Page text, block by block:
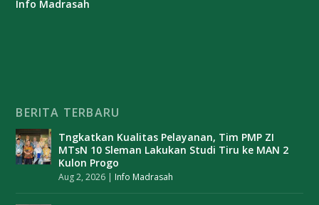
Info Madrasah
BERITA TERBARU
Tngkatkan Kualitas Pelayanan, Tim PMP ZI
MTsN 10 Sleman Lakukan Studi Tiru ke MAN 2
Kulon Progo
Aug 2, 2026 | Info Madrasah